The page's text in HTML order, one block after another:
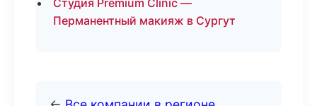
Студия Premium Clinic —
Перманентный макияж в Сургут